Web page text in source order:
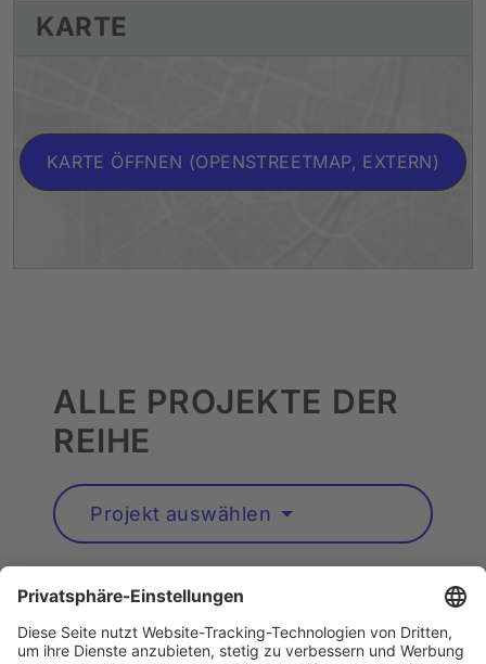
KARTE
KARTE ÖFFNEN (OPENSTREETMAP, EXTERN)
ALLE PROJEKTE DER
REIHE
Projekt auswählen
Künstler*innen A–Z